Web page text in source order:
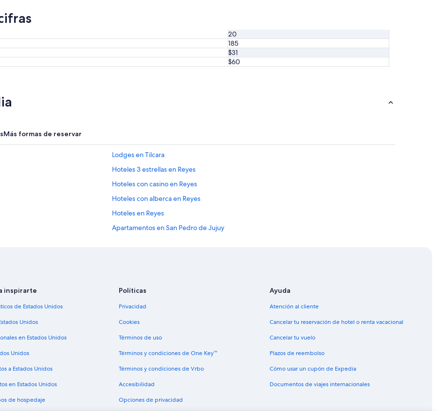
20
185
$31
$60
Más formas de reservar
Lodges en Tilcara
Hoteles 3 estrellas en Reyes
Hoteles con casino en Reyes
Hoteles con alberca en Reyes
Hoteles en Reyes
Apartamentos en San Pedro de Jujuy
Hoteles en Yala
Hoteles con aguas termales en San Salvador de Jujuy
Hoteles con estacionamiento en San Salvador de Jujuy
Hoteles con guardería en San Salvador de Jujuy
Hoteles con alberca en San Salvador de Jujuy
inspirarte
de Estados Unidos
Unidos
en Estados Unidos
Unidos
a Estados Unidos
en Estados Unidos
de hospedaje
Políticas
Privacidad
Cookies
Términos de uso
Términos y condiciones de One Key™
Términos y condiciones de Vrbo
Accesibilidad
Opciones de privacidad
Ayuda
Atención al cliente
Cancelar tu reservación de hotel o renta vacacional
Cancelar tu vuelo
Plazos de reembolso
Cómo usar un cupón de Expedia
Documentos de viajes internacionales